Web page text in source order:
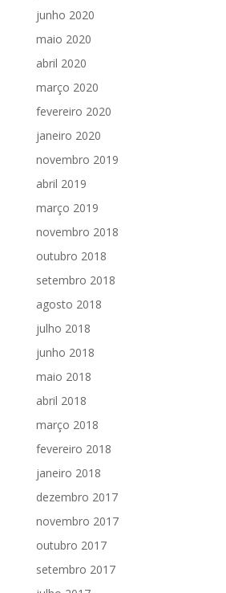
junho 2020
maio 2020
abril 2020
março 2020
fevereiro 2020
janeiro 2020
novembro 2019
abril 2019
março 2019
novembro 2018
outubro 2018
setembro 2018
agosto 2018
julho 2018
junho 2018
maio 2018
abril 2018
março 2018
fevereiro 2018
janeiro 2018
dezembro 2017
novembro 2017
outubro 2017
setembro 2017